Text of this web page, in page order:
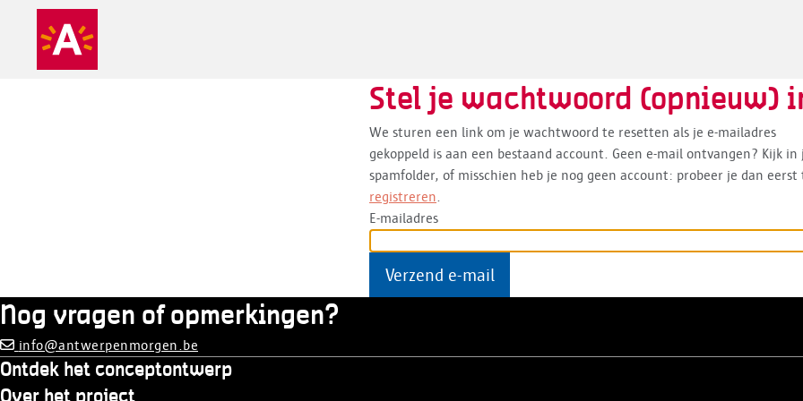
Stel je wachtwoord (opnieuw)
We sturen een link om je wachtwoord te resetten als je e-mailadres
gekoppeld is aan een bestaand account. Geen e-mail ontvangen? Kijk in
spamfolder, of misschien heb je nog geen account: probeer je dan eerst
registreren.
E-mailadres
Nog vragen of opmerkingen?
info@antwerpenmorgen.be
Ontdek het conceptontwerp
Over het project